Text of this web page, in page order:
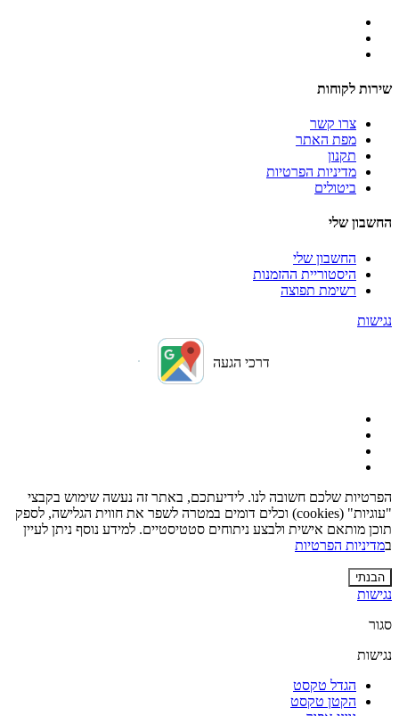
שירות לקוחות
צרו קשר
מפת האתר
תקנון
מדיניות הפרטיות
ביטולים
החשבון שלי
החשבון שלי
היסטוריית ההזמנות
רשימת תפוצה
נגישות
דרכי הגעה
הפרטיות שלכם חשובה לנו. לידיעתכם, באתר זה נעשה שימוש בקבצי
"עוגיות" (cookies) וכלים דומים במטרה לשפר את חווית הגלישה, לספק
תוכן מותאם אישית ולבצע ניתוחים סטטיסטיים. למידע נוסף ניתן לעיין
במדיניות הפרטיות
הבנתי
נגישות
סגור
נגישות
הגדל טקסט
הקטן טקסט